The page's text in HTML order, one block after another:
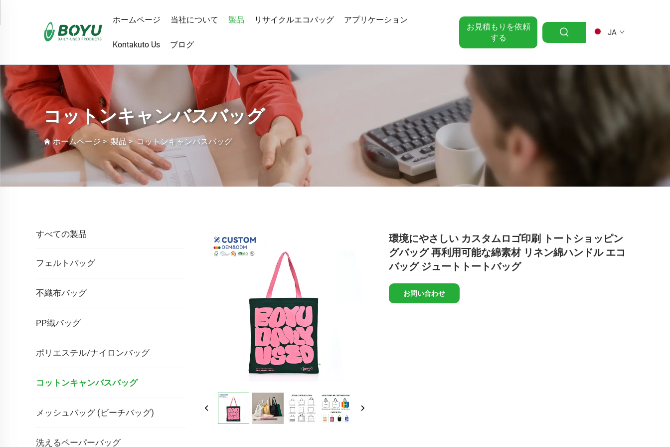
ホームページ 当社について 製品 リサイクルエコバッグ アプリケーション
Kontakuto Us ブログ
お見積もりを依頼
する
JA
コットンキャンバスバッグ
ホームページ > 製品> コットンキャンバスバッグ
すべての製品
フェルトバッグ
不織布バッグ
PP織バッグ
ポリエステル/ナイロンバッグ
コットンキャンバスバッグ
メッシュバッグ (ビーチバッグ)
洗えるペーパーバッグ
環境にやさしい カスタムロゴ印刷 トートショッピン
グバッグ 再利用可能な綿素材 リネン綿ハンドル エコ
バッグ ジュートトートバッグ
お問い合わせ